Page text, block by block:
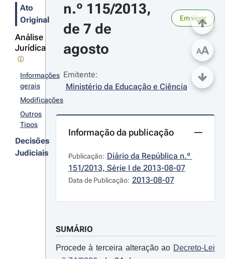
Ato
Original
Análise
Jurídica
Informações
gerais
Modificações
Outros
Tipos
Decisões
Judiciais
n.º 115/2013,
de 7 de
agosto
Em vigor
Emitente:
Ministério da Educação e Ciência
Informação da publicação
Publicação: Diário da República n.º
151/2013, Série I de 2013-08-07
Data de Publicação: 2013-08-07
SUMÁRIO
Procede à terceira alteração ao Decreto-Lei
AA